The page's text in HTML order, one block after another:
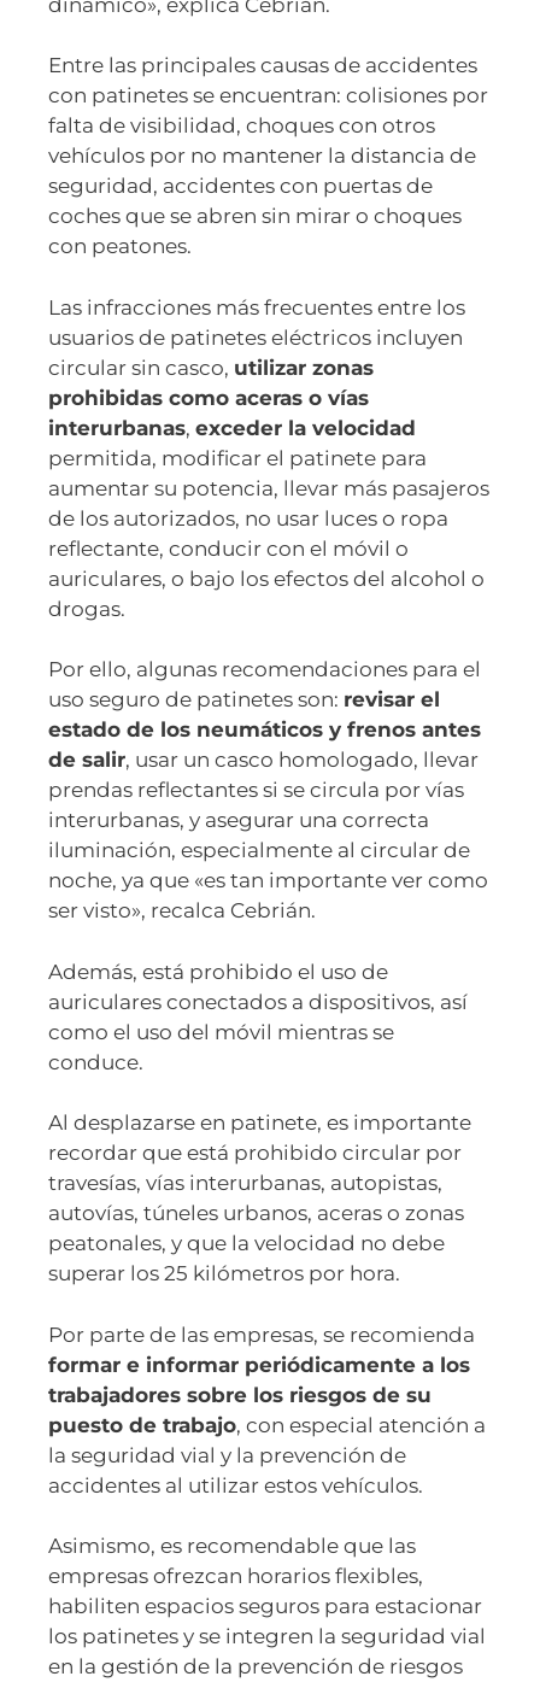
Entre las principales causas de accidentes
con patinetes se encuentran: colisiones por
falta de visibilidad, choques con otros
vehículos por no mantener la distancia de
seguridad, accidentes con puertas de
coches que se abren sin mirar o choques
con peatones.
Las infracciones más frecuentes entre los
usuarios de patinetes eléctricos incluyen
circular sin casco, utilizar zonas
prohibidas como aceras o vías
interurbanas, exceder la velocidad
permitida, modificar el patinete para
aumentar su potencia, llevar más pasajeros
de los autorizados, no usar luces o ropa
reflectante, conducir con el móvil o
auriculares, o bajo los efectos del alcohol o
drogas.
Por ello, algunas recomendaciones para el
uso seguro de patinetes son: revisar el
estado de los neumáticos y frenos antes
de salir, usar un casco homologado, llevar
prendas reflectantes si se circula por vías
interurbanas, y asegurar una correcta
iluminación, especialmente al circular de
noche, ya que «es tan importante ver como
ser visto», recalca Cebrián.
Además, está prohibido el uso de
auriculares conectados a dispositivos, así
como el uso del móvil mientras se
conduce.
Al desplazarse en patinete, es importante
recordar que está prohibido circular por
travesías, vías interurbanas, autopistas,
autovías, túneles urbanos, aceras o zonas
peatonales, y que la velocidad no debe
superar los 25 kilómetros por hora.
Por parte de las empresas, se recomienda
formar e informar periódicamente a los
trabajadores sobre los riesgos de su
puesto de trabajo, con especial atención a
la seguridad vial y la prevención de
accidentes al utilizar estos vehículos.
Asimismo, es recomendable que las
empresas ofrezcan horarios flexibles,
habiliten espacios seguros para estacionar
los patinetes y se integren la seguridad vial
en la gestión de la prevención de riesgos